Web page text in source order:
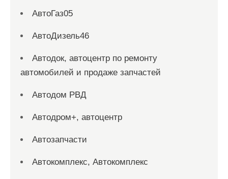
АвтоГаз05
АвтоДизель46
Автодок, автоцентр по ремонту
автомобилей и продаже запчастей
Автодом РВД
Автодром+, автоцентр
Автозапчасти
Автокомплекс, Автокомплекс